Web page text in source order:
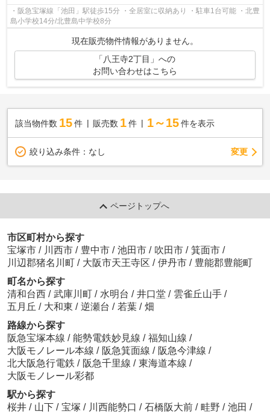
・阪急宝塚線「池田」駅徒歩15分 ・全居室に収納あり ・駐車1台可能 ・北豊
島小学校14分/北豊島中学校8分
現在販売物件情報がありません。
「八王寺2丁目」への
お問い合わせはこちら
該当物件数 15件 販売数 1 件 1～15 件を表示
絞り込み条件： なし 変更
ページトップへ
市区町村から探す
宝塚市 / 川西市 / 豊中市 / 池田市 / 吹田市 / 箕面市 /
川辺郡猪名川町 / 大阪市天王寺区 / 伊丹市 / 豊能郡豊能町
町名から探す
清和台西 / 武庫川町 / 水明台 / 井口堂 / 雲雀丘山手 /
五月丘 / 大和東 / 逆瀬台 / 若葉 / 畑
路線から探す
阪急宝塚本線 / 能勢電鉄妙見線 / 福知山線 /
大阪モノレール本線 / 阪急箕面線 / 阪急今津線 /
北大阪急行電鉄 / 阪急千里線 / 東海道本線 /
大阪モノレール彩都
駅から探す
桜井 / 山下 / 宝塚 / 川西能勢口 / 石橋阪大前 / 畦野 / 池田 /